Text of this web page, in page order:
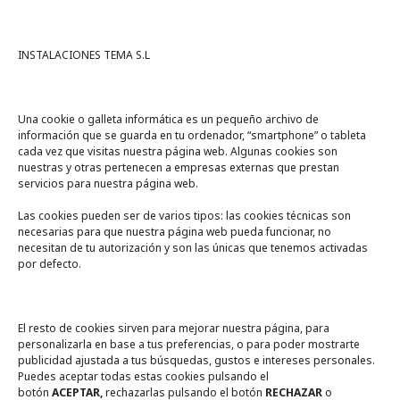
INSTALACIONES TEMA S.L
Una cookie o galleta informática es un pequeño archivo de
información que se guarda en tu ordenador, “smartphone” o tableta
cada vez que visitas nuestra página web. Algunas cookies son
nuestras y otras pertenecen a empresas externas que prestan
servicios para nuestra página web.
Las cookies pueden ser de varios tipos: las cookies técnicas son
necesarias para que nuestra página web pueda funcionar, no
necesitan de tu autorización y son las únicas que tenemos activadas
por defecto.
El resto de cookies sirven para mejorar nuestra página, para
personalizarla en base a tus preferencias, o para poder mostrarte
publicidad ajustada a tus búsquedas, gustos e intereses personales.
Puedes aceptar todas estas cookies pulsando el
botón ACEPTAR,rechazarlas pulsando el botón RECHAZARo
A un click
Tienda online Legal
Política de privacidad